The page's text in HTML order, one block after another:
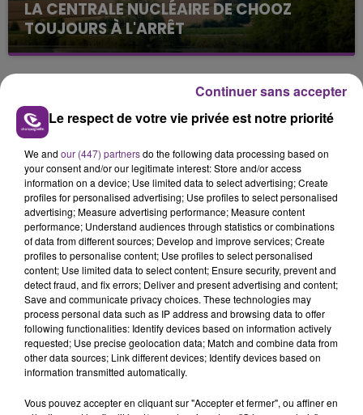
LA CENTRALE NUCLÉAIRE DE CHOOZ
TOUJOURS À L'ARRÊT
Cela fait déjà une semaine que la centrale
justifiée par la sécheresse intense qui est toujours
présente.
TITRES DIFFUSÉS
20h51
20h51
CHARLIE PUTH
Attention
20h48
20h48
JUNGELI & EMMA
Juste Un Peu
20h45
20h45 20h42
20h42
Le respect de votre vie privée est notre priorité
We and our (447) partnersdo the following data processing based on
your consent and/or our legitimate interest: Store and/or access
information on a device; Use limited data to select advertising; Create
profiles for personalised advertising; Use profiles to select personalised
advertising; Measure advertising performance; Measure content
performance; Understand audiences through statistics or combinations
of data from different sources; Develop and improve services; Create
profiles to personalise content; Use profiles to select personalised
content; Use limited data to select content; Ensure security, prevent and
detect fraud, and fix errors; Deliver and present advertising and content;
Save and communicate privacy choices. These technologies may
process personal data such as IP address and browsing data to offer
following functionalities: Identify devices based on information actively
requested; Use precise geolocation data; Match and combine data from
other data sources; Link different devices; Identify devices based on
information transmitted automatically.
Vous pouvez accepter en cliquant sur "Accepter et fermer", ou affiner en
Continuer sans accepter